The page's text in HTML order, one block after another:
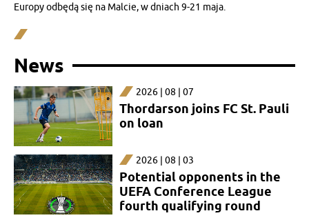
Europy odbędą się na Malcie, w dniach 9-21 maja.
News
2026 | 08 | 07
Thordarson joins FC St. Pauli
on loan
2026 | 08 | 03
Potential opponents in the
UEFA Conference League
fourth qualifying round